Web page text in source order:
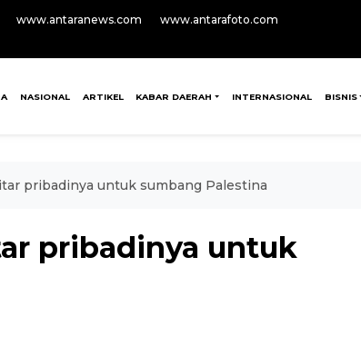
www.antaranews.com
www.antarafoto.com
NASIONAL ARTIKEL KABAR DAERAH INTERNASIONAL BISNIS
pribadinya untuk sumbang Palestina
pribadinya untuk